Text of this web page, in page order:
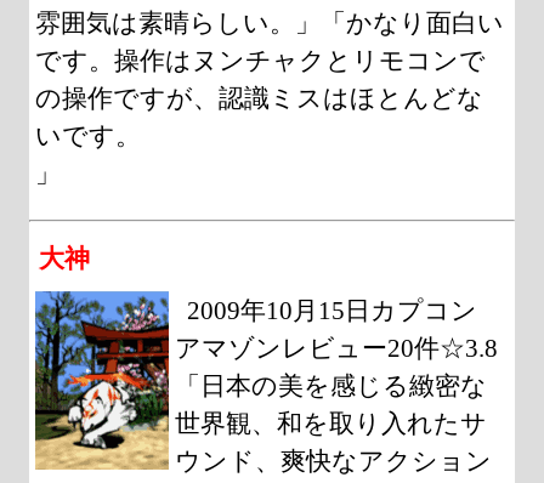
雰囲気は素晴らしい。」「かなり面白い
です。操作はヌンチャクとリモコンで
の操作ですが、認識ミスはほとんどな
いです。
」
大神
2009年10月15日カプコン
アマゾンレビュー20件☆3.8
「日本の美を感じる緻密な
世界観、和を取り入れたサ
ウンド、爽快なアクション